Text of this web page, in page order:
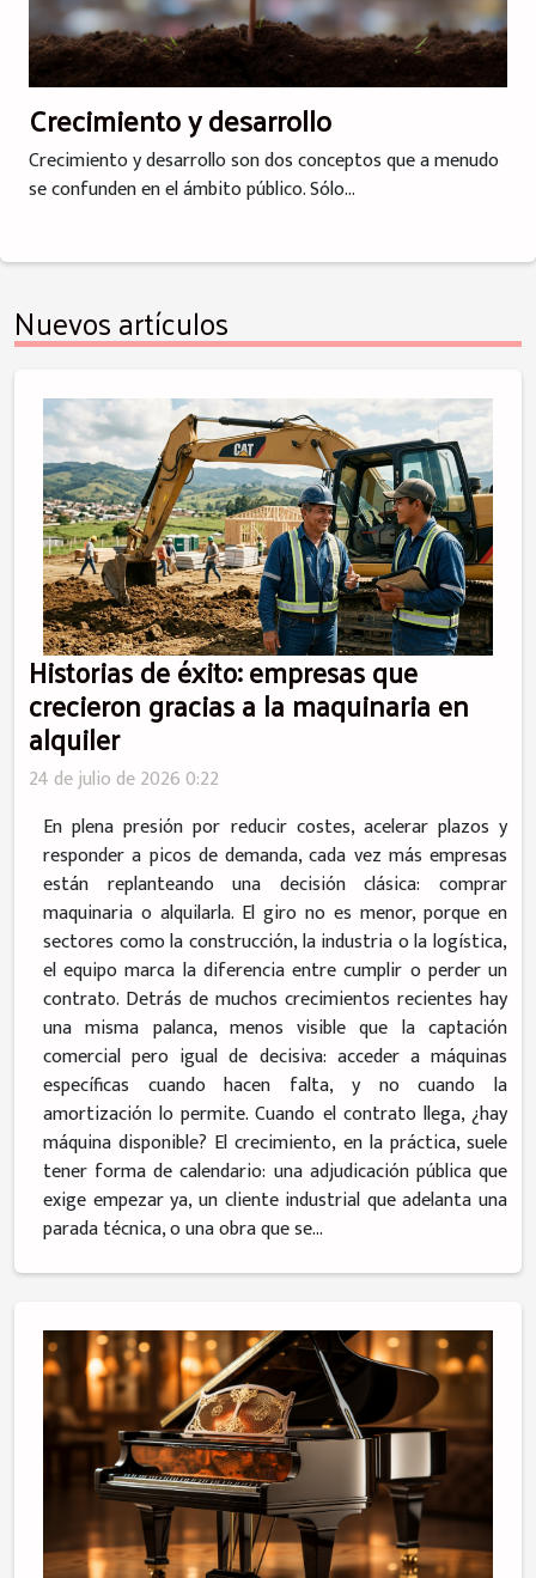
Crecimiento y desarrollo
Crecimiento y desarrollo son dos conceptos que a menudo
se confunden en el ámbito público. Sólo...
Nuevos artículos
Historias de éxito: empresas que
crecieron gracias a la maquinaria en
alquiler
24 de julio de 2026 0:22
En plena presión por reducir costes, acelerar plazos y
responder a picos de demanda, cada vez más empresas
están replanteando una decisión clásica: comprar
maquinaria o alquilarla. El giro no es menor, porque en
sectores como la construcción, la industria o la logística,
el equipo marca la diferencia entre cumplir o perder un
contrato. Detrás de muchos crecimientos recientes hay
una misma palanca, menos visible que la captación
comercial pero igual de decisiva: acceder a máquinas
específicas cuando hacen falta, y no cuando la
amortización lo permite. Cuando el contrato llega, ¿hay
máquina disponible? El crecimiento, en la práctica, suele
tener forma de calendario: una adjudicación pública que
exige empezar ya, un cliente industrial que adelanta una
parada técnica, o una obra que se...